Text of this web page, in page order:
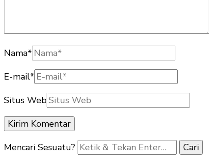
Nama*
E-mail*
Situs Web
Mencari Sesuatu?